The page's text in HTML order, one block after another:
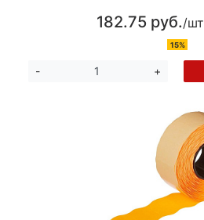
182.75 руб./шт
15%
- +